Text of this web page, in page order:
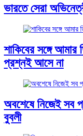
ভারতে সেরা
শাকিবের সঙ্গে আমার
প্রশ্নই আসে না
অবশেষে নিজেই সব
বুবলী